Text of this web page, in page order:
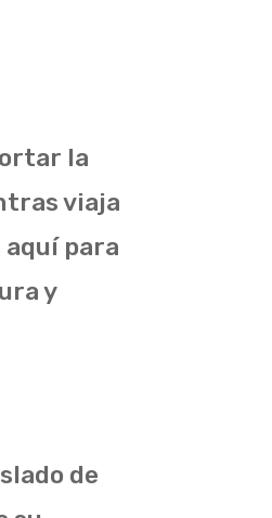
la
viaja
para
y
de